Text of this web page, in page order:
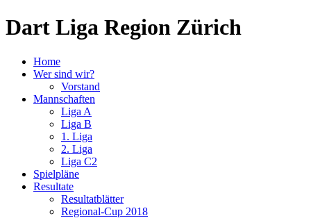
Dart Liga Region Zürich
Home
Wer sind wir?
Vorstand
Mannschaften
Liga A
Liga B
1. Liga
2. Liga
Liga C2
Spielpläne
Resultate
Resultatblätter
Regional-Cup 2018